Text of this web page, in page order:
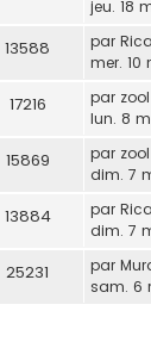
jeu. 18
13588 par
mer. 10
17216 par zool
lun. 8
15869 par zool
dim. 7
13884 par
dim. 7
25231 par
sam. 6